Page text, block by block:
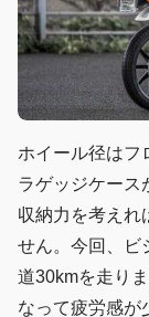
ホイール径はフ
ラゲッジケース
収納力を考えれ
せん。今回、ビ
道30kmを走り
なって疲労感が